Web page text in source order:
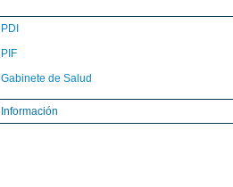
PDI
PIF
Gabinete de Salud
Información